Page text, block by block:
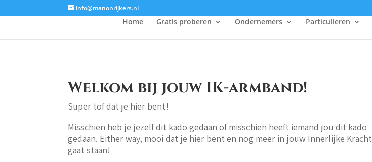
info@manonrijkers.nl
Home Gratis proberen Ondernemers Particulieren
Welkom bij jouw IK-armband!
Super tof dat je hier bent!
Misschien heb je jezelf dit kado gedaan of misschien heeft iemand jou dit kado
gedaan. Either way, mooi dat je hier bent en nog meer in jouw Innerlijke Kracht
gaat staan!